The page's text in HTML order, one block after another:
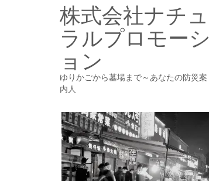
株式会社ナチュ
ラルプロモーシ
ョン
ゆりかごから墓場まで～あなたの防災案
内人